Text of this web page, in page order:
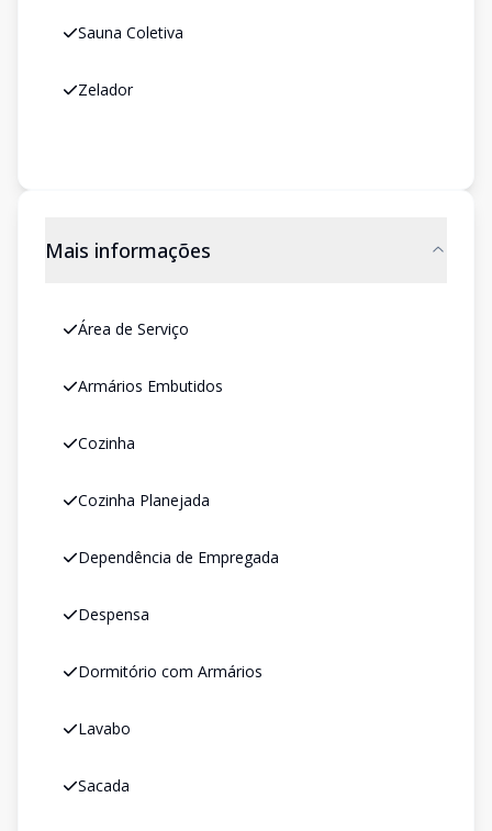
Sauna Coletiva
Zelador
Mais informações
Área de Serviço
Armários Embutidos
Cozinha
Cozinha Planejada
Dependência de Empregada
Despensa
Dormitório com Armários
Lavabo
Sacada